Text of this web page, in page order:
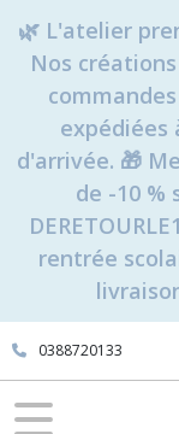
🌿 L'atelier
Nos
expédiées
d'arrivée. 🎁
de -10 %
rentrée
0388720133